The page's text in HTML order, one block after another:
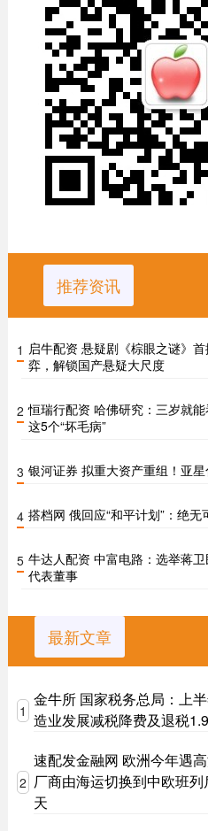
推荐资讯
1 启牛配资 悬疑剧《棕眼之谜》
弈，解锁国产悬疑大尺度
2 恒瑞行配资 哈佛研究：三岁就
这5个“坏毛病”
3 银河证券 拟重大资产重组！亚
4 搭档网 俄回应“和平计划”：绝
5 牛达人配资 中富电路：选举蒋
代表董事
最新文章
1
金牛所 国家税务总局：上
造业发展减税降费及退税
2
速配发金融网 欧洲今年遇
厂商由海运切换到中欧班
天